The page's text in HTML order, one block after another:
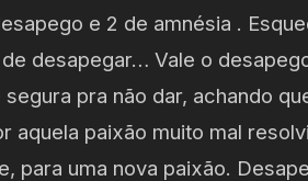
e 2 de amnésia .
desapegar… Vale o
pra não dar, achando
aquela paixão muito mal
para uma nova paixão.